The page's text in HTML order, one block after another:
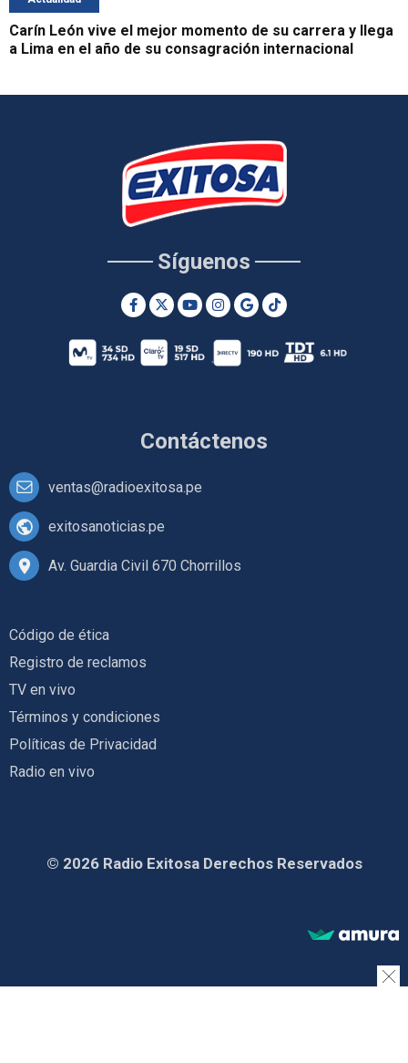
Carín León vive el mejor momento de su carrera y llega
a Lima en el año de su consagración internacional
Contáctenos
ventas@radioexitosa.pe
exitosanoticias.pe
Av. Guardia Civil 670 Chorrillos
Síguenos
Código de ética
Registro de reclamos
TV en vivo
Términos y condiciones
Políticas de Privacidad
Radio en vivo
© 2026 Radio Exitosa Derechos Reservados